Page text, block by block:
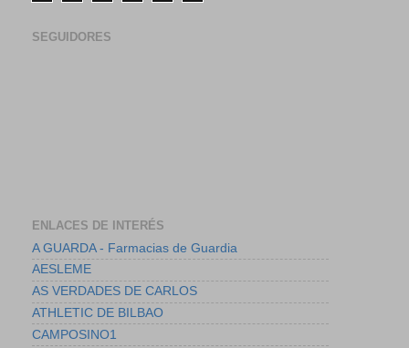
SEGUIDORES
ENLACES DE INTERÉS
A GUARDA - Farmacias de Guardia
AESLEME
AS VERDADES DE CARLOS
ATHLETIC DE BILBAO
CAMPOSINO1